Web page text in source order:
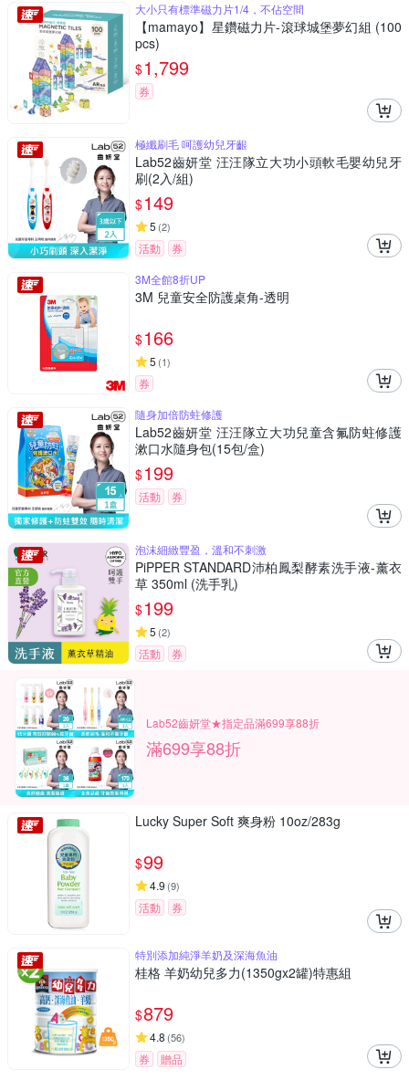
大小只有標準磁力片1/4，不佔空間
【mamayo】星鑽磁力片-滾球城堡夢幻組 (100
pcs)
$1,799
券
極纖刷毛 呵護幼兒牙齦
Lab52齒妍堂 汪汪隊立大功小頭軟毛嬰幼兒牙
刷(2入/組)
$149
5 (2)
活動
券
3M全館8折UP
3M 兒童安全防護桌角-透明
$166
5 (1)
券
隨身加倍防蛀修護
Lab52齒妍堂 汪汪隊立大功兒童含氟防蛀修護
漱口水隨身包(15包/盒)
$199
活動 券
泡沫細緻豐盈，溫和不刺激
PiPPER STANDARD沛柏鳳梨酵素洗手液-薰衣
草 350ml (洗手乳)
$199
5 (2)
活動 券
Lab52齒妍堂★指定品滿699享88折
滿699享88折
Lucky Super Soft 爽身粉 10oz/283g
$99
4.9 (9)
活動 券
特別添加純淨羊奶及深海魚油
桂格 羊奶幼兒多力(1350gx2罐)特惠組
$879
4.8 (56)
券 贈品